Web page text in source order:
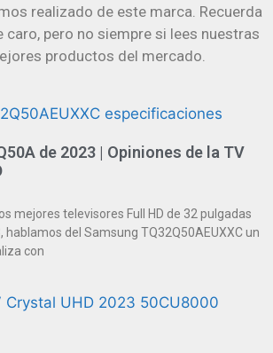
realizado de este marca. Recuerda
caro, pero no siempre si lees nuestras
productos del mercado.
de 2023 | Opiniones de la TV
mejores televisores Full HD de 32 pulgadas
hablamos del Samsung TQ32Q50AEUXXC un
con